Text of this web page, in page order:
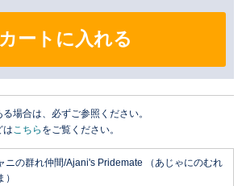
カートに入れる
場合は、必ずご参照ください。
は こちら をご覧ください。
ニの群れ仲間/Ajani's Pridemate （あじゃにのむれ